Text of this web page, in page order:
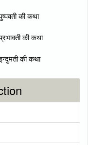
की कथा
की कथा
की कथा